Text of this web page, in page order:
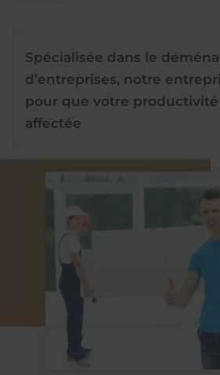
Spécialisée dans le
d’entreprises, notre
pour que votre productivité
affectée